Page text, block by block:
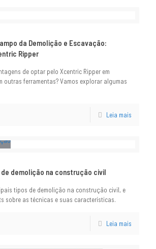
da Demolição e Escavação:
Ripper
de optar pelo Xcentric Ripper em
outras ferramentas? Vamos explorar algumas
Leia mais
de demolição na construção civil
tipos de demolição na construção civil, e
sobre as técnicas e suas características.
Leia mais